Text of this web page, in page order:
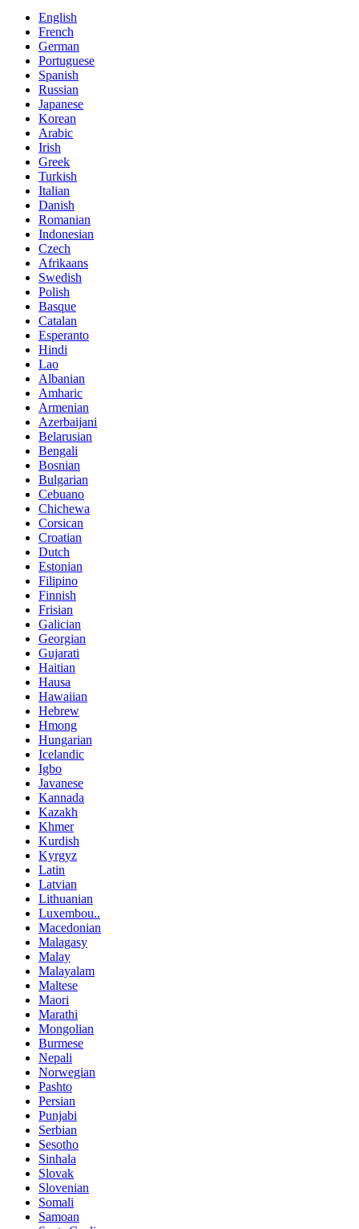
English
French
German
Portuguese
Spanish
Russian
Japanese
Korean
Arabic
Irish
Greek
Turkish
Italian
Danish
Romanian
Indonesian
Czech
Afrikaans
Swedish
Polish
Basque
Catalan
Esperanto
Hindi
Lao
Albanian
Amharic
Armenian
Azerbaijani
Belarusian
Bengali
Bosnian
Bulgarian
Cebuano
Chichewa
Corsican
Croatian
Dutch
Estonian
Filipino
Finnish
Frisian
Galician
Georgian
Gujarati
Haitian
Hausa
Hawaiian
Hebrew
Hmong
Hungarian
Icelandic
Igbo
Javanese
Kannada
Kazakh
Khmer
Kurdish
Kyrgyz
Latin
Latvian
Lithuanian
Luxembou..
Macedonian
Malagasy
Malay
Malayalam
Maltese
Maori
Marathi
Mongolian
Burmese
Nepali
Norwegian
Pashto
Persian
Punjabi
Serbian
Sesotho
Sinhala
Slovak
Slovenian
Somali
Samoan